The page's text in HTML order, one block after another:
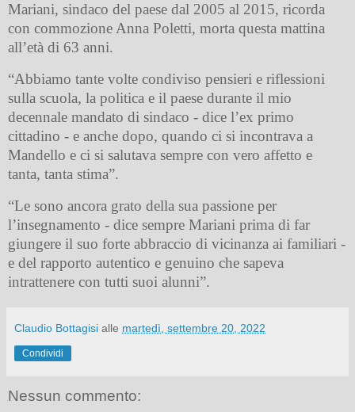
Mariani, sindaco del paese dal 2005 al 2015, ricorda
con commozione Anna Poletti, morta questa mattina
all’età di 63 anni.
“Abbiamo tante volte condiviso pensieri e riflessioni
sulla scuola, la politica e il paese durante il mio
decennale mandato di sindaco - dice l’ex primo
cittadino - e anche dopo, quando ci si incontrava a
Mandello e ci si salutava sempre con vero affetto e
tanta, tanta stima”.
“Le sono ancora grato della sua passione per
l’insegnamento - dice sempre Mariani prima di far
giungere il suo forte abbraccio di vicinanza ai familiari -
e del rapporto autentico e genuino che sapeva
intrattenere con tutti suoi alunni”.
Claudio Bottagisi alle martedì, settembre 20, 2022
Condividi
Nessun commento: